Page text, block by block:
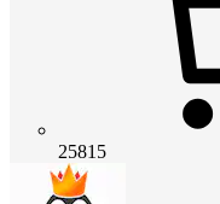
25815